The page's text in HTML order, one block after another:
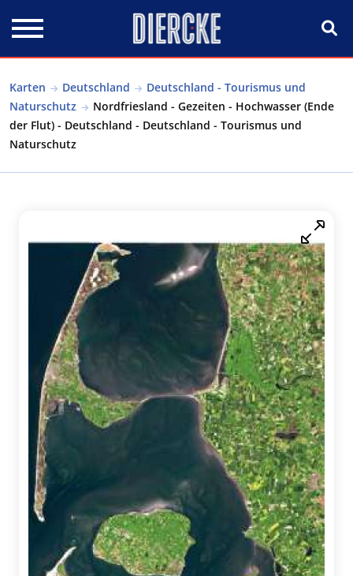
Karten Deutschland
Deutschland - Tourismus und
Naturschutz
Nordfriesland - Gezeiten - Hochwasser (Ende
der Flut) - Deutschland - Deutschland - Tourismus und
Naturschutz